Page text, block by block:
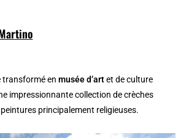
transformé enmusée d’artet de culture
impressionnante collection de crèches
principalement religieuses.